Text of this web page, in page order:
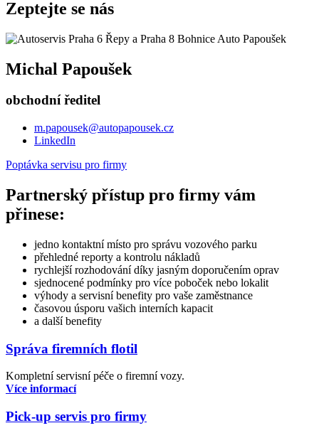
Zeptejte se nás
Michal Papoušek
obchodní ředitel
m.papousek@autopapousek.cz
LinkedIn
Poptávka servisu pro firmy
Partnerský přístup pro firmy vám
přinese:
jedno kontaktní místo pro správu vozového parku
přehledné reporty a kontrolu nákladů
rychlejší rozhodování díky jasným doporučením oprav
sjednocené podmínky pro více poboček nebo lokalit
výhody a servisní benefity pro vaše zaměstnance
časovou úsporu vašich interních kapacit
a další benefity
Správa firemních flotil
Kompletní servisní péče o firemní vozy.
Více informací
Pick-up servis pro firmy